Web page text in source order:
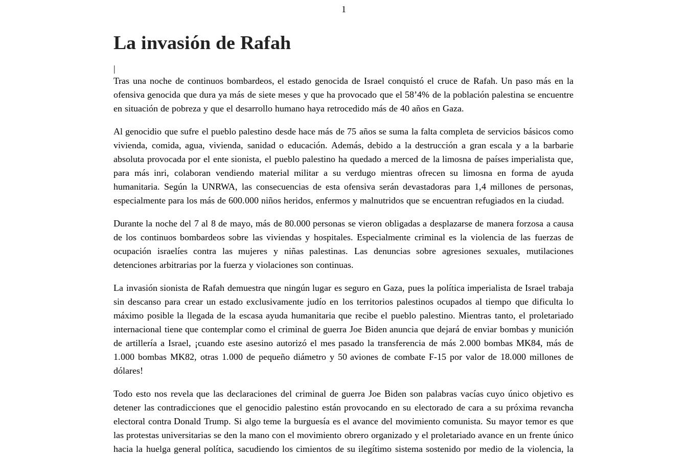
1
La invasión de Rafah
|
Tras una noche de continuos bombardeos, el estado genocida de Israel conquistó el cruce de Rafah. Un paso más en la
ofensiva genocida que dura ya más de siete meses y que ha provocado que el 58’4% de la población palestina se encuentre
en situación de pobreza y que el desarrollo humano haya retrocedido más de 40 años en Gaza.
Al genocidio que sufre el pueblo palestino desde hace más de 75 años se suma la falta completa de servicios básicos como
vivienda, comida, agua, vivienda, sanidad o educación. Además, debido a la destrucción a gran escala y a la barbarie
absoluta provocada por el ente sionista, el pueblo palestino ha quedado a merced de la limosna de países imperialista que,
para más inri, colaboran vendiendo material militar a su verdugo mientras ofrecen su limosna en forma de ayuda
humanitaria. Según la UNRWA, las consecuencias de esta ofensiva serán devastadoras para 1,4 millones de personas,
especialmente para los más de 600.000 niños heridos, enfermos y malnutridos que se encuentran refugiados en la ciudad.
Durante la noche del 7 al 8 de mayo, más de 80.000 personas se vieron obligadas a desplazarse de manera forzosa a causa
de los continuos bombardeos sobre las viviendas y hospitales. Especialmente criminal es la violencia de las fuerzas de
ocupación israelíes contra las mujeres y niñas palestinas. Las denuncias sobre agresiones sexuales, mutilaciones
detenciones arbitrarias por la fuerza y violaciones son continuas.
La invasión sionista de Rafah demuestra que ningún lugar es seguro en Gaza, pues la política imperialista de Israel trabaja
sin descanso para crear un estado exclusivamente judío en los territorios palestinos ocupados al tiempo que dificulta lo
máximo posible la llegada de la escasa ayuda humanitaria que recibe el pueblo palestino. Mientras tanto, el proletariado
internacional tiene que contemplar como el criminal de guerra Joe Biden anuncia que dejará de enviar bombas y munición
de artillería a Israel, ¡cuando este asesino autorizó el mes pasado la transferencia de más 2.000 bombas MK84, más de
1.000 bombas MK82, otras 1.000 de pequeño diámetro y 50 aviones de combate F-15 por valor de 18.000 millones de
dólares!
Todo esto nos revela que las declaraciones del criminal de guerra Joe Biden son palabras vacías cuyo único objetivo es
detener las contradicciones que el genocidio palestino están provocando en su electorado de cara a su próxima revancha
electoral contra Donald Trump. Si algo teme la burguesía es el avance del movimiento comunista. Su mayor temor es que
las protestas universitarias se den la mano con el movimiento obrero organizado y el proletariado avance en un frente único
hacia la huelga general política, sacudiendo los cimientos de su ilegítimo sistema sostenido por medio de la violencia, la